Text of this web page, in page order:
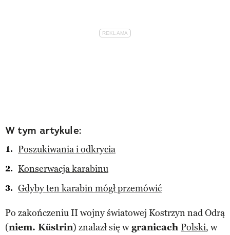
W tym artykule:
Poszukiwania i odkrycia
Konserwacja karabinu
Gdyby ten karabin mógł przemówić
Po zakończeniu II wojny światowej Kostrzyn nad Odrą
(niem. Küstrin) znalazł się wgranicach Polski, w